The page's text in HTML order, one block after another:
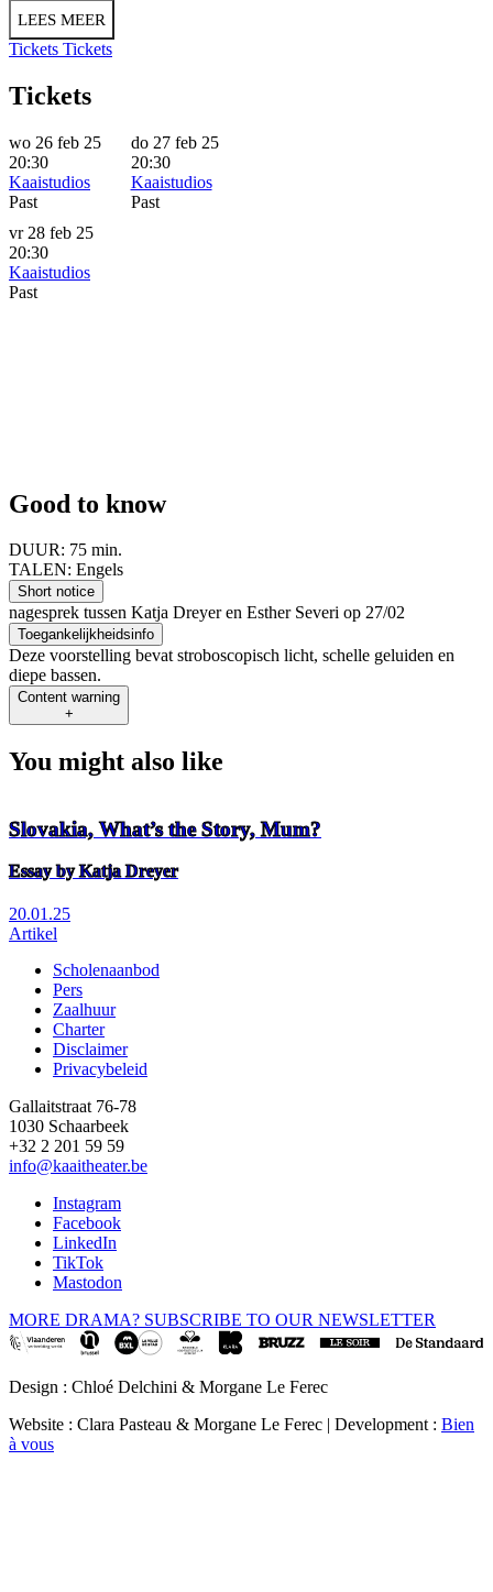
LEES MEER
Tickets Tickets
Tickets
wo 26 feb 25
20:30
Kaaistudios
Past
do 27 feb 25
20:30
Kaaistudios
Past
vr 28 feb 25
20:30
Kaaistudios
Past
Good to know
DUUR: 75 min.
TALEN: Engels
Short notice
nagesprek tussen Katja Dreyer en Esther Severi op 27/02
Toegankelijkheidsinfo
Deze voorstelling bevat stroboscopisch licht, schelle geluiden en
diepe bassen.
Content warning
+
You might also like
Slovakia, What’s the Story, Mum?
Essay by Katja Dreyer
20.01.25
Artikel
Footer
Scholenaanbod
Pers
Zaalhuur
Charter
Disclaimer
Privacybeleid
Gallaitstraat 76-78
1030 Schaarbeek
+32 2 201 59 59
info@kaaitheater.be
Instagram
Facebook
LinkedIn
TikTok
Mastodon
MORE DRAMA? SUBSCRIBE TO OUR NEWSLETTER
Design : Chloé Delchini & Morgane Le Ferec
Website : Clara Pasteau & Morgane Le Ferec | Development : Bien
à vous